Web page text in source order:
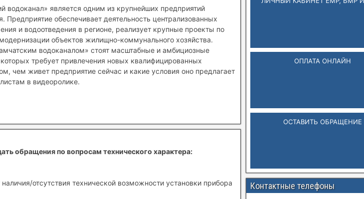
водоканал» является одним из крупнейших предприятий
Предприятие обеспечивает деятельность централизованных
и водоотведения в регионе, реализует крупные проекты по
объектов жилищно-коммунального хозяйства.
водоканалом» стоят масштабные и амбициозные
требует привлечения новых квалифицированных
чем живет предприятие сейчас и какие условия оно предлагает
в видеоролике.
обращения по вопросам технического характера:
отсутствия технической возможности установки прибора
ОПЛАТА ОНЛАЙН
ОСТАВИТЬ ОБРАЩЕНИЕ
Контактные телефоны